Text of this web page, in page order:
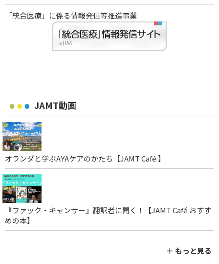
「統合医療」に係る情報発信等推進事業
JAMT動画
オランダと学ぶAYAケアのかたち【JAMT Café 】
『ファック・キャンサー』翻訳者に聞く！【JAMT Café おすす
めの本】
＋ もっと見る